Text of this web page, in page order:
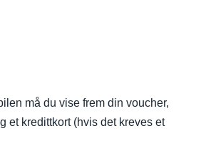
må du vise frem din voucher,
et kredittkort (hvis det kreves et